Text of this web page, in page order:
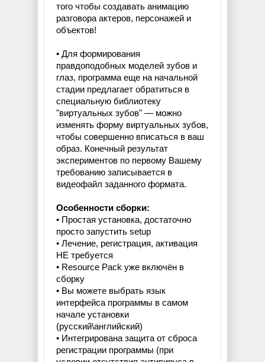
того чтобы создавать анимацию
разговора актеров, персонажей и
объектов!
• Для формирования
правдоподобных моделей зубов и
глаз, программа еще на начальной
стадии предлагает обратиться в
специальную библиотеку
"виртуальных зубов" — можно
изменять форму виртуальных зубов,
чтобы совершенно вписаться в ваш
образ. Конечный результат
экспериментов по первому Вашему
требованию записывается в
видеофайл заданного формата.
Особенности сборки:
• Простая установка, достаточно
просто запустить setup
• Лечение, регистрация, активация
НЕ требуется
• Resource Pack уже включён в
сборку
• Вы можете выбрать язык
интерфейса программы в самом
начале установки
(русский\английский)
• Интегрирована защита от сброса
регистрации программы (при